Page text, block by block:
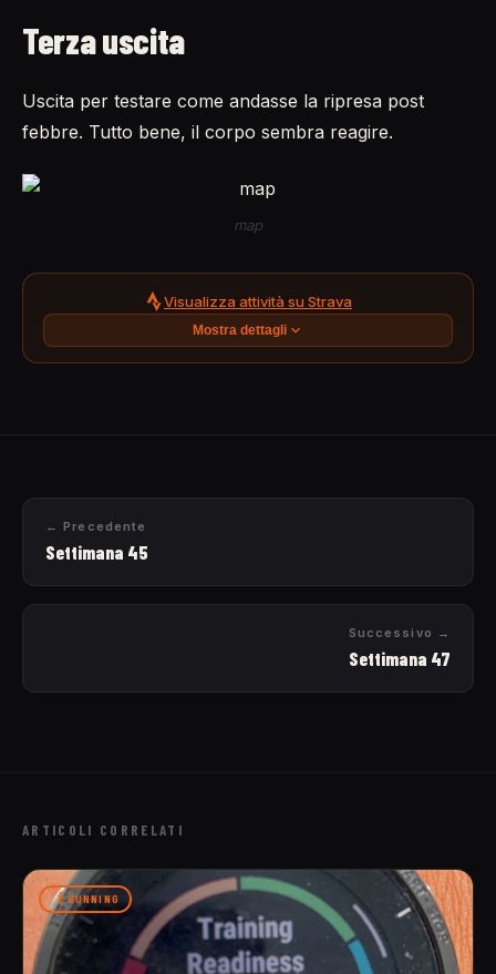
Terza uscita
Uscita per testare come andasse la ripresa post
febbre. Tutto bene, il corpo sembra reagire.
map
Visualizza attività su Strava
Mostra dettagli
← Precedente
Settimana 45
Successivo →
Settimana 47
ARTICOLI CORRELATI
RUNNING